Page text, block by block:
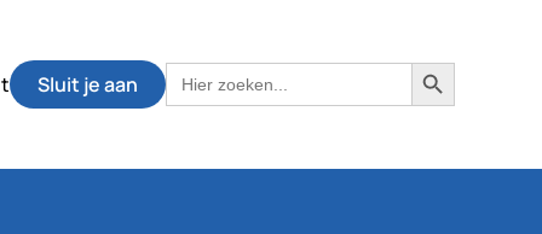
Sluit je aan Zoek
naar:
Zoekknop